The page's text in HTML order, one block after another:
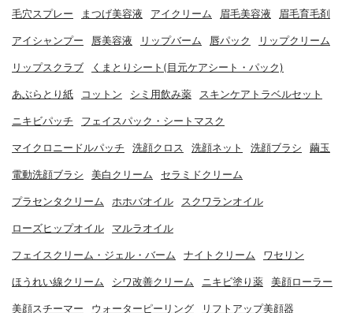
毛穴スプレー まつげ美容液 アイクリーム 眉毛美容液 眉毛育毛剤
アイシャンプー 唇美容液 リップバーム 唇パック リップクリーム
リップスクラブ くまとりシート(目元ケアシート・パック)
あぶらとり紙 コットン シミ用飲み薬 スキンケアトラベルセット
ニキビパッチ フェイスパック・シートマスク
マイクロニードルパッチ 洗顔クロス 洗顔ネット 洗顔ブラシ 繭玉
電動洗顔ブラシ 美白クリーム セラミドクリーム
プラセンタクリーム ホホバオイル スクワランオイル
ローズヒップオイル マルラオイル
フェイスクリーム・ジェル・バーム ナイトクリーム ワセリン
ほうれい線クリーム シワ改善クリーム ニキビ塗り薬 美顔ローラー
美顔スチーマー ウォーターピーリング リフトアップ美顔器